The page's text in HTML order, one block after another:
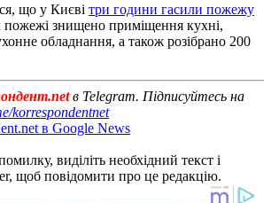
що у Києві три години гасили пожежу
пожежі знищено приміщення кухні,
обладнання, а також розібрано 200
в Telegram. Підписуйтесь на
korrespondentnet
в Google News
виділіть необхідний текст і
щоб повідомити про це редакцію.